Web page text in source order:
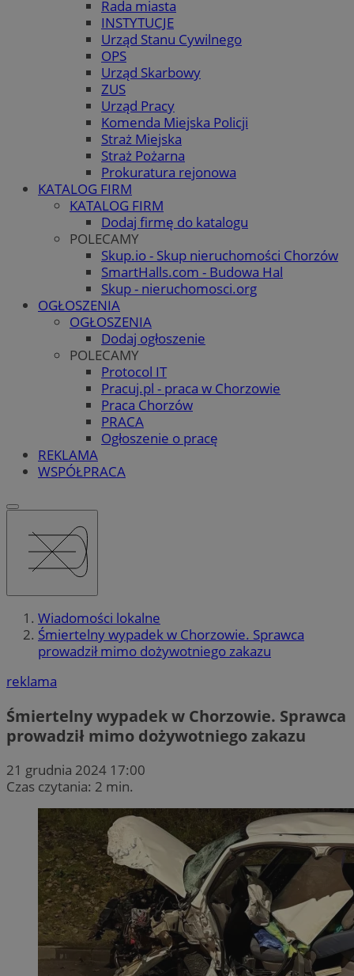
Rada miasta
INSTYTUCJE
Urząd Stanu Cywilnego
OPS
Urząd Skarbowy
ZUS
Urząd Pracy
Komenda Miejska Policji
Straż Miejska
Straż Pożarna
Prokuratura rejonowa
KATALOG FIRM
KATALOG FIRM
Dodaj firmę do katalogu
POLECAMY
Skup.io - Skup nieruchomości Chorzów
SmartHalls.com - Budowa Hal
Skup - nieruchomosci.org
OGŁOSZENIA
OGŁOSZENIA
Dodaj ogłoszenie
POLECAMY
Protocol IT
Pracuj.pl - praca w Chorzowie
Praca Chorzów
PRACA
Ogłoszenie o pracę
REKLAMA
WSPÓŁPRACA
Wiadomości lokalne
Śmiertelny wypadek w Chorzowie. Sprawca
prowadził mimo dożywotniego zakazu
reklama
Śmiertelny wypadek w Chorzowie. Sprawca
prowadził mimo dożywotniego zakazu
21 grudnia 2024 17:00
Czas czytania: 2 min.